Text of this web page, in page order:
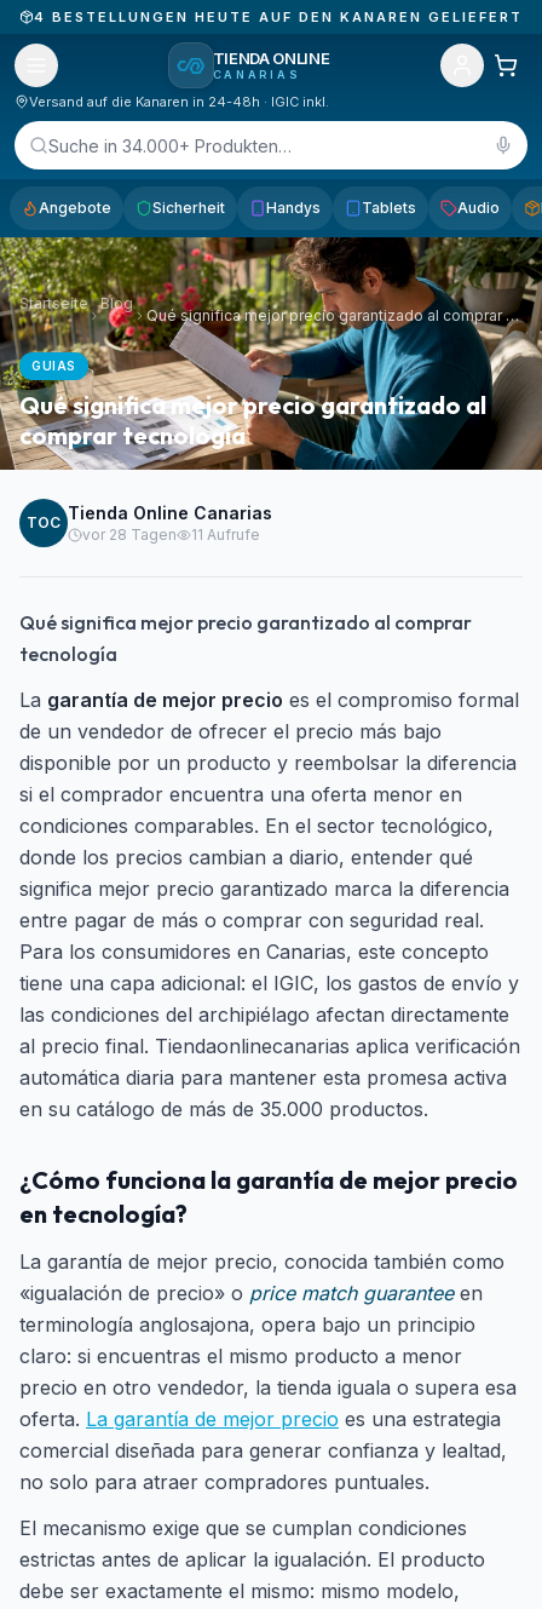
4 BESTELLUNGEN HEUTE AUF DEN KANAREN GELIEFERT
TIENDA ONLINE
CANARIAS
Versand auf die Kanaren in 24-48h · IGIC inkl.
Suche in 34.000+ Produkten…
Angebote Sicherheit Handys Tablets Audio
Startseite Blog
Qué significa mejor precio garantizado al comprar tecnología
GUIAS
Qué significa mejor precio garantizado al
comprar tecnología
TOC Tienda Online Canarias
vor 28 Tagen 11 Aufrufe
Qué significa mejor precio garantizado al comprar
tecnología
La garantía de mejor precio es el compromiso formal
de un vendedor de ofrecer el precio más bajo
disponible por un producto y reembolsar la diferencia
si el comprador encuentra una oferta menor en
condiciones comparables. En el sector tecnológico,
donde los precios cambian a diario, entender qué
significa mejor precio garantizado marca la diferencia
entre pagar de más o comprar con seguridad real.
Para los consumidores en Canarias, este concepto
tiene una capa adicional: el IGIC, los gastos de envío y
las condiciones del archipiélago afectan directamente
al precio final. Tiendaonlinecanarias aplica verificación
automática diaria para mantener esta promesa activa
en su catálogo de más de 35.000 productos.
¿Cómo funciona la garantía de mejor precio
en tecnología?
La garantía de mejor precio, conocida también como
«igualación de precio» o price match guaranteeen
terminología anglosajona, opera bajo un principio
claro: si encuentras el mismo producto a menor
precio en otro vendedor, la tienda iguala o supera esa
oferta. La garantía de mejor precio es una estrategia
comercial diseñada para generar confianza y lealtad,
no solo para atraer compradores puntuales.
El mecanismo exige que se cumplan condiciones
estrictas antes de aplicar la igualación. El producto
debe ser exactamente el mismo: mismo modelo,